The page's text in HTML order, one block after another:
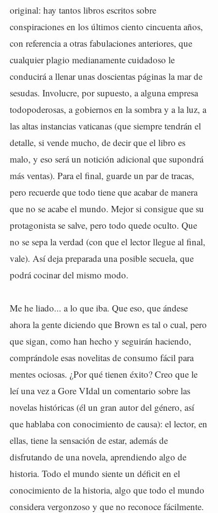
original: hay tantos libros escritos sobre
conspiraciones en los últimos ciento cincuenta años,
con referencia a otras fabulaciones anteriores, que
cualquier plagio medianamente cuidadoso le
conducirá a llenar unas doscientas páginas la mar de
sesudas. Involucre, por supuesto, a alguna empresa
todopoderosas, a gobiernos en la sombra y a la luz, a
las altas instancias vaticanas (que siempre tendrán el
detalle, si vende mucho, de decir que el libro es
malo, y eso será un notición adicional que supondrá
más ventas). Para el final, guarde un par de tracas,
pero recuerde que todo tiene que acabar de manera
que no se acabe el mundo. Mejor si consigue que su
protagonista se salve, pero todo quede oculto. Que
no se sepa la verdad (con que el lector llegue al final,
vale). Así deja preparada una posible secuela, que
podrá cocinar del mismo modo.
Me he liado... a lo que iba. Que eso, que ándese
ahora la gente diciendo que Brown es tal o cual, pero
que sigan, como han hecho y seguirán haciendo,
comprándole esas novelitas de consumo fácil para
mentes ociosas. ¿Por qué tienen éxito? Creo que le
leí una vez a Gore VIdal un comentario sobre las
novelas históricas (él un gran autor del género, así
que hablaba con conocimiento de causa): el lector, en
ellas, tiene la sensación de estar, además de
disfrutando de una novela, aprendiendo algo de
historia. Todo el mundo siente un déficit en el
conocimiento de la historia, algo que todo el mundo
considera vergonzoso y que no reconoce fácilmente.